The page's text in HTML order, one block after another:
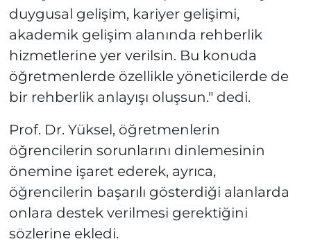
duygusal gelişim, kariyer gelişimi,
akademik gelişim alanında rehberlik
hizmetlerine yer verilsin. Bu konuda
öğretmenlerde özellikle yöneticilerde de
bir rehberlik anlayışı oluşsun." dedi.
Prof. Dr. Yüksel, öğretmenlerin
öğrencilerin sorunlarını dinlemesinin
önemine işaret ederek, ayrıca,
öğrencilerin başarılı gösterdiği alanlarda
onlara destek verilmesi gerektiğini
sözlerine ekledi.